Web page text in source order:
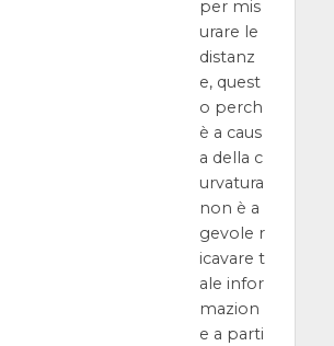
per mis
urare le
distanz
e, quest
o perch
è a caus
a della c
urvatura
non è a
gevole r
icavare t
ale infor
mazion
e a parti